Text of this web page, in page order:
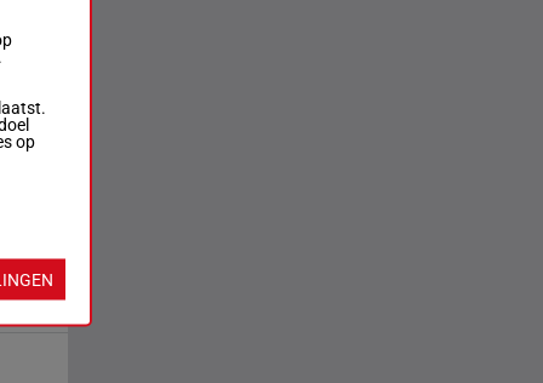
op